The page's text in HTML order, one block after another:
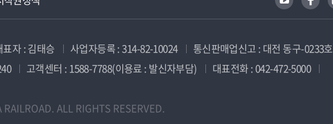
표자 : 김태승 사업자등록 : 314-82-10024
통신판매업신고 : 대전 동구-0233호
고객센터 : 1588-7788(이용료 : 발신자부담)
대표전화 : 042-472-5000
ALL RIGHTS RESERVED.